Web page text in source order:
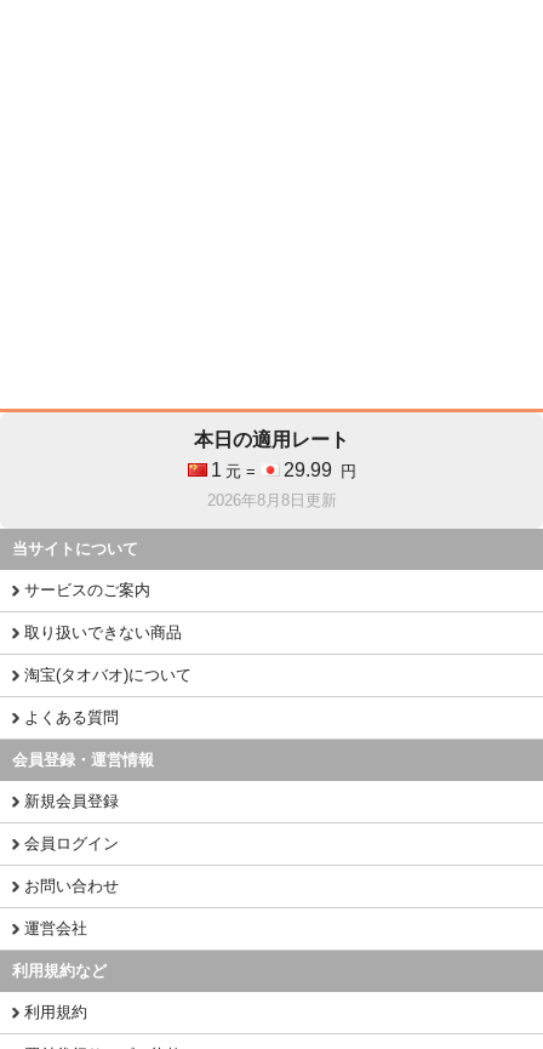
本日の適用レート
1 元 = 29.99
円
2026年8月8日更新
当サイトについて
サービスのご案内
取り扱いできない商品
淘宝(タオバオ)について
よくある質問
会員登録・運営情報
新規会員登録
会員ログイン
お問い合わせ
運営会社
利用規約など
利用規約